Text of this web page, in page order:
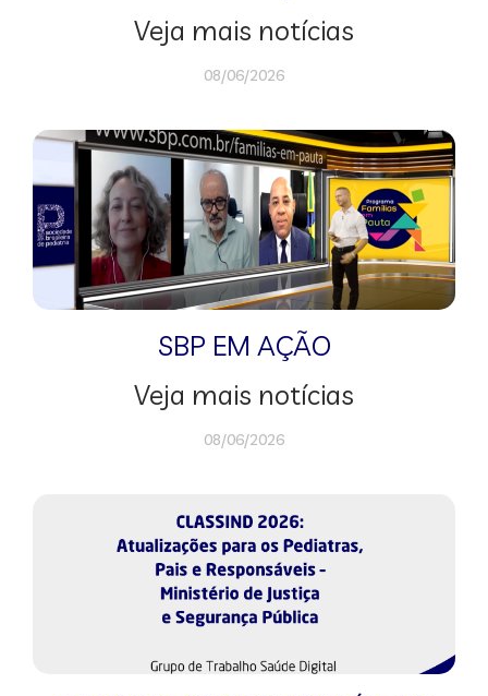
Veja mais notícias
08/06/2026
SBP EM AÇÃO
Veja mais notícias
08/06/2026